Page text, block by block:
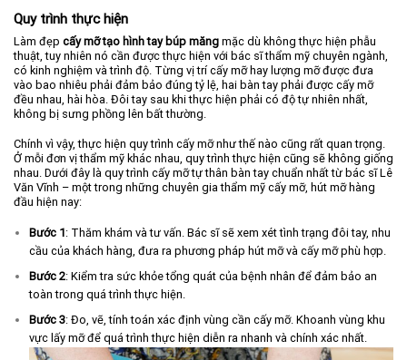
Quy trình thực hiện
Làm đẹp cấy mỡ tạo hình tay búp măng mặc dù không thực hiện phẫu
thuật, tuy nhiên nó cần được thực hiện với bác sĩ thẩm mỹ chuyên ngành,
có kinh nghiệm và trình độ. Từng vị trí cấy mỡ hay lượng mỡ được đưa
vào bao nhiêu phải đảm bảo đúng tỷ lệ, hai bàn tay phải được cấy mỡ
đều nhau, hài hòa. Đôi tay sau khi thực hiện phải có độ tự nhiên nhất,
không bị sưng phồng lên bất thường.
Chính vì vậy, thực hiện quy trình cấy mỡ như thế nào cũng rất quan trọng.
Ở mỗi đơn vị thẩm mỹ khác nhau, quy trình thực hiện cũng sẽ không giống
nhau. Dưới đây là quy trình cấy mỡ tự thân bàn tay chuẩn nhất từ bác sĩ Lê
Văn Vĩnh – một trong những chuyên gia thẩm mỹ cấy mỡ, hút mỡ hàng
đầu hiện nay:
Bước 1: Thăm khám và tư vấn. Bác sĩ sẽ xem xét tình trạng đôi tay, nhu
cầu của khách hàng, đưa ra phương pháp hút mỡ và cấy mỡ phù hợp.
Bước 2: Kiểm tra sức khỏe tổng quát của bệnh nhân để đảm bảo an
toàn trong quá trình thực hiện.
Bước 3: Đo, vẽ, tính toán xác định vùng cần cấy mỡ. Khoanh vùng khu
vực lấy mỡ để quá trình thực hiện diễn ra nhanh và chính xác nhất.